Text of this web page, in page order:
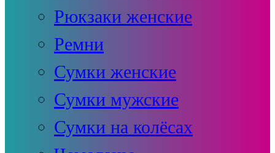
Рюкзаки женские
Ремни
Сумки женские
Сумки мужские
Сумки на колёсах